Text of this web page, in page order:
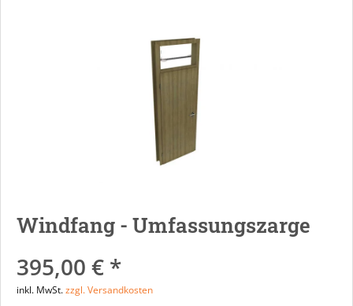
Windfang - Umfassungszarge
395,00 € *
inkl. MwSt.zzgl. Versandkosten